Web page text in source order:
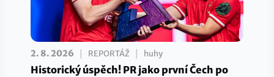
2. 8. 2026 REPORTÁŽ huhy
Historický úspěch! PR jako první Čech po